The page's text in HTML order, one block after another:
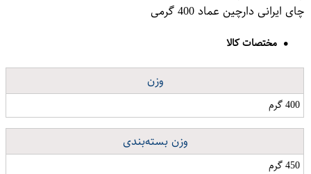
چای ایرانی دارچین عماد 400 گرمی
مختصات کالا
وزن
400 گرم
وزن بسته‌بندی
450 گرم